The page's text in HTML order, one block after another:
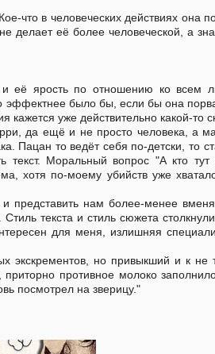
что в человеческих действиях она
делает её более человеческой, а
и её ярость по отношению ко
эффектнее было бы, если бы она
уже действительно какой-то
да ещё и не просто человека, а
Пацан то ведёт себя по-детски, то
Моральный вопрос "А кто
хотя по-моему убийств уже
и представить нам более-менее
текста и стиль сюжета
для меня, излишняя
экскрементов, но привыкший и к не
противное молоко
посмотрел на зверицу."